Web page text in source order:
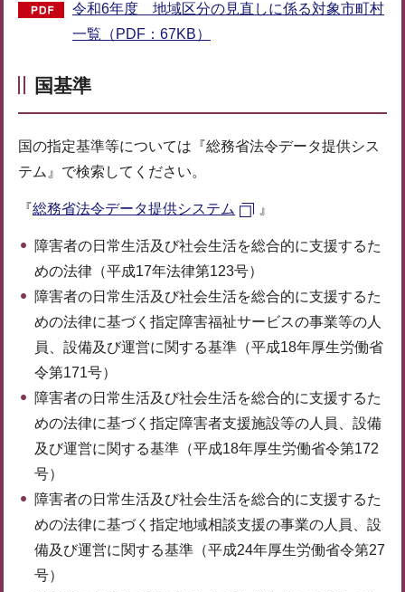
令和6年度 地域区分の見直しに係る対象市町村
一覧（PDF：67KB）
国基準
国の指定基準等については『総務省法令データ提供シス
テム』で検索してください。
『総務省法令データ提供システム 』
障害者の日常生活及び社会生活を総合的に支援するた
めの法律（平成17年法律第123号）
障害者の日常生活及び社会生活を総合的に支援するた
めの法律に基づく指定障害福祉サービスの事業等の人
員、設備及び運営に関する基準（平成18年厚生労働省
令第171号）
障害者の日常生活及び社会生活を総合的に支援するた
めの法律に基づく指定障害者支援施設等の人員、設備
及び運営に関する基準（平成18年厚生労働省令第172
号）
障害者の日常生活及び社会生活を総合的に支援するた
めの法律に基づく指定地域相談支援の事業の人員、設
備及び運営に関する基準（平成24年厚生労働省令第27
号）